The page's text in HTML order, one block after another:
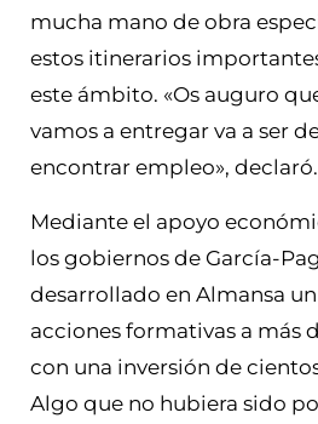
mucha mano de obra
estos itinerarios
este ámbito. «Os auguro
vamos a entregar va a ser
encontrar empleo», declaró.
Mediante el apoyo
los gobiernos de García-
desarrollado en Almansa
acciones formativas a más
con una inversión de
Algo que no hubiera sido